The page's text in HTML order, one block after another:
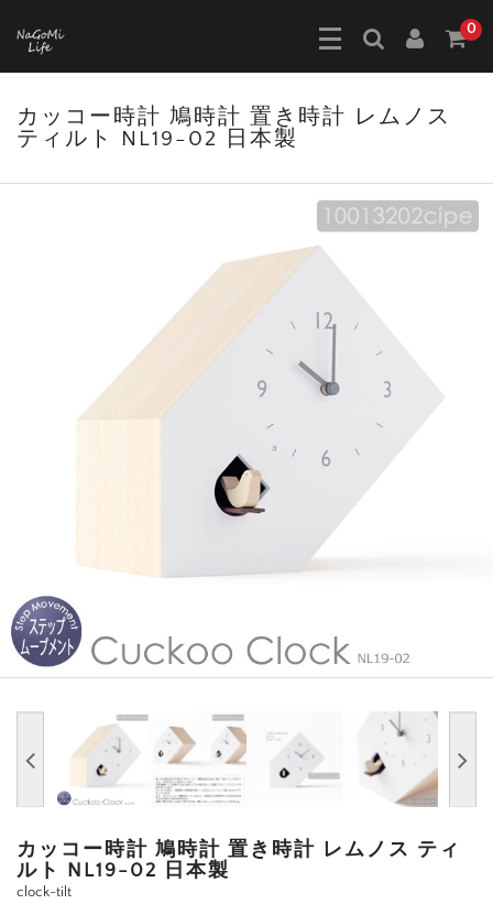
0
カッコー時計 鳩時計 置き時計 レムノス
ティルト NL19-02 日本製
カッコー時計 鳩時計 置き時計 レムノス ティ
ルト NL19-02 日本製
clock-tilt